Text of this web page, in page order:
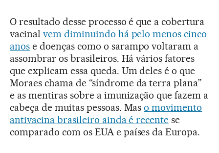
O resultado desse processo é que a cobertura
vacinal vem diminuindo há pelo menos cinco
anose doenças como o sarampo voltaram a
assombrar os brasileiros. Há vários fatores
que explicam essa queda. Um deles é o que
Moraes chama de “síndrome da terra plana”
e as mentiras sobre a imunização que fazem a
cabeça de muitas pessoas. Maso movimento
antivacina brasileiro ainda é recente se
comparado com os EUA e países da Europa.